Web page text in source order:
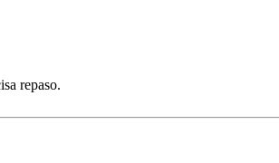
repaso.